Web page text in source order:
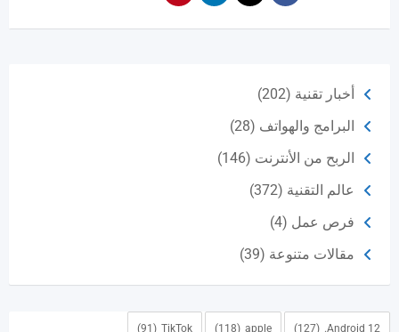
أخبار تقنية (202)
البرامج والهواتف (28)
الربح من الأنترنت (146)
عالم التقنية (372)
فرص عمل (4)
مقالات متنوعة (39)
Android 12.
(127)
apple
(118)
TikTok
(91)